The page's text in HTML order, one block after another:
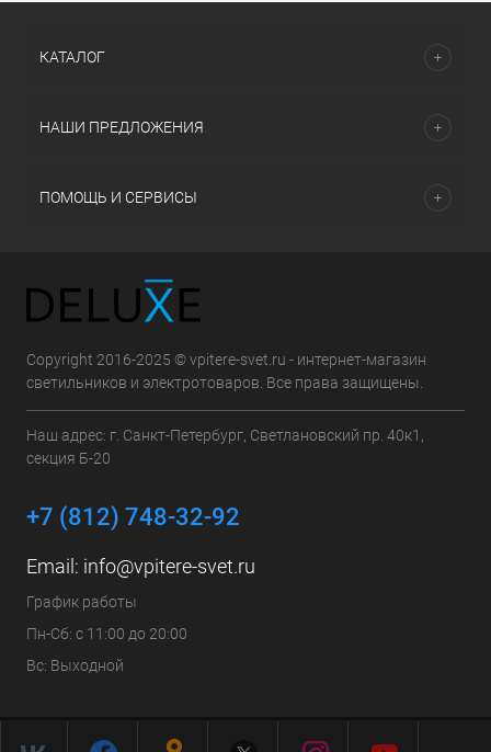
КАТАЛОГ
НАШИ ПРЕДЛОЖЕНИЯ
ПОМОЩЬ И СЕРВИСЫ
Copyright 2016-2025 © vpitere-svet.ru - интернет-магазин
светильников и электротоваров. Все права защищены.
Наш адрес: г. Санкт-Петербург, Светлановский пр. 40к1,
секция Б-20
+7 (812) 748-32-92
Email: info@vpitere-svet.ru
График работы
Пн-Сб: с 11:00 до 20:00
Вс: Выходной